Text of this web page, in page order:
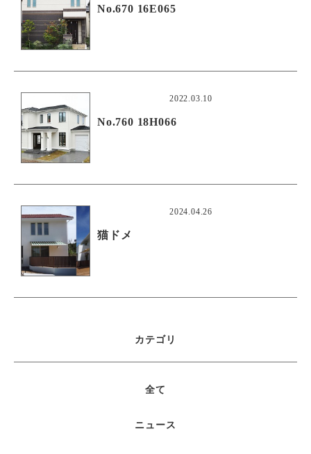
No.670 16E065
2022.03.10
No.760 18H066
2024.04.26
猫ドメ
カテゴリ
全て
ニュース